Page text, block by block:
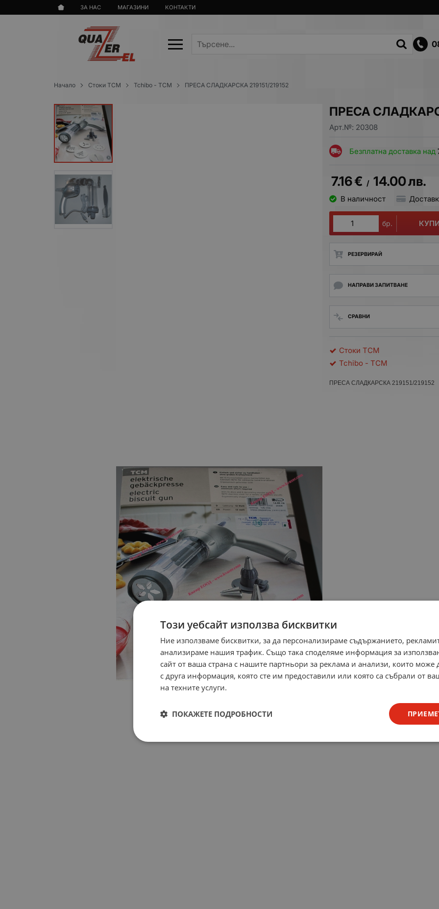
ЗА НАС МАГАЗИНИ КОНТАКТИ
Начало Стоки TCM Tchibo - TCM ПРЕСА СЛАДКАРСКА 219151/219152
ПРЕСА
Арт.№: 20308
Безплатна доставка над
7.16€ / 14.00лв.
В наличност
бр.
РЕЗЕРВИРАЙ
НАПРАВИ ЗАПИТВАНЕ
СРАВНИ
Стоки TCM
Tchibo - TCM
ПРЕСА СЛАДКАРСКА 219151/219152
Този уебсайт използва бисквитки
Ние използваме бисквитки, за да персонализираме съдържанието,
анализираме нашия трафик. Също така споделяме информация за
сайт от ваша страна с нашите партньори за реклама и анализи, които може
с друга информация, която сте им предоставили или която са събрали от
на техните услуги.
ПОКАЖЕТЕ ПОДРОБНОСТИ